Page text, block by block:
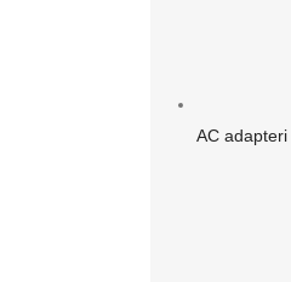
AC adapteri